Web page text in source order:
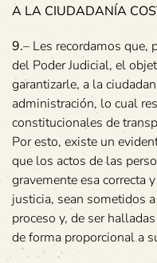
A LA CIUDADANÍA
9.– Les recordamos que,
del Poder Judicial, el
garantizarle, a la
administración, lo cual
constitucionales de
Por esto, existe un
que los actos de las
gravemente esa correcta
justicia, sean sometidos
proceso y, de ser
de forma proporcional a